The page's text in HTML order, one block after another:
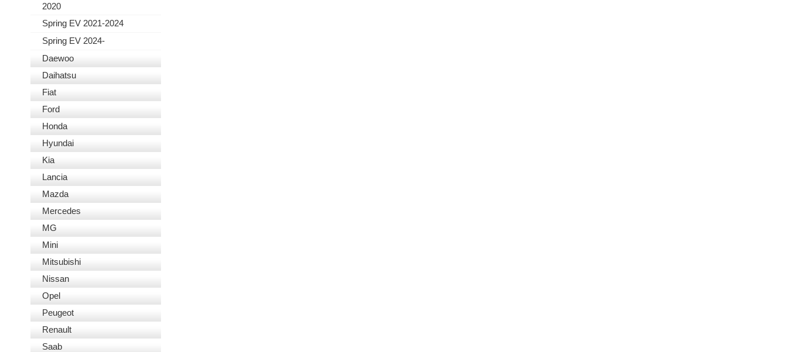
2020
Spring EV 2021-2024
Spring EV 2024-
Daewoo
Daihatsu
Fiat
Ford
Honda
Hyundai
Kia
Lancia
Mazda
Mercedes
MG
Mini
Mitsubishi
Nissan
Opel
Peugeot
Renault
Saab